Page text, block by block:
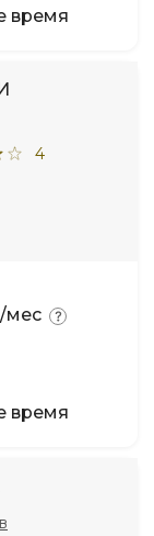
время
4
мес
время